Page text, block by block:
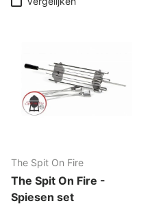
The Spit On Fire
The Spit On Fire -
Spiesen set